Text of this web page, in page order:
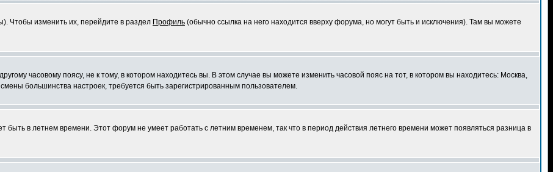
Чтобы изменить их, перейдите в раздел Профиль (обычно ссылка на него находится вверху форума, но могут быть и исключения). Там вы можете
часовому поясу, не к тому, в котором находитесь вы. В этом случае вы можете изменить часовой пояс на тот, в котором вы находитесь: Москва,
большинства настроек, требуется быть зарегистрированным пользователем.
быть в летнем времени. Этот форум не умеет работать с летним временем, так что в период действия летнего времени может появляться разница в